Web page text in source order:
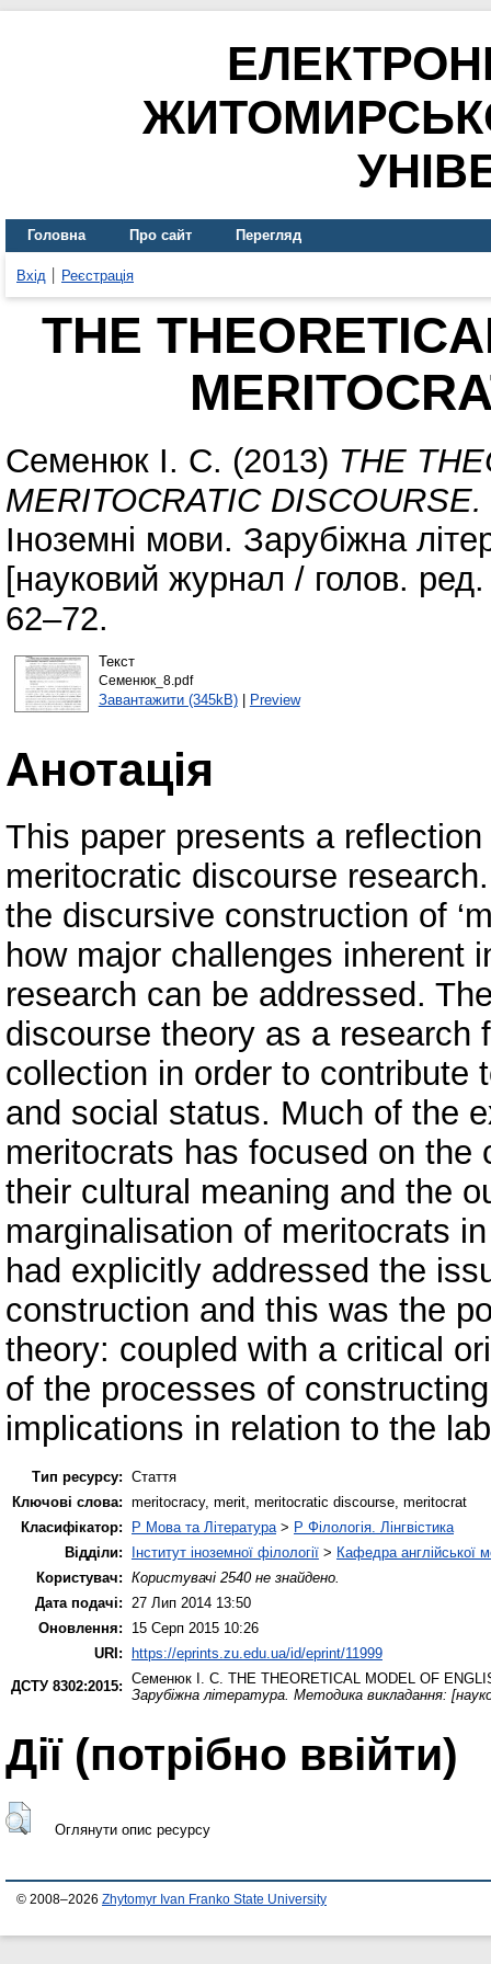
Головна Про сайт Перегляд
Вхід Реєстрація
THE
Семенюк І. С. (2013) THE
MERITOCRATIC DISCOURSE.
Іноземні мови. Зарубіжна
[науковий журнал / голов.
62–72.
Текст
Семенюк_8.pdf
Завантажити (345kB)| Preview
Анотація
This paper presents a
meritocratic discourse
the discursive construction of
how major challenges inherent
research can be addressed.
discourse theory as a research
collection in order to contribute
and social status. Much of the
meritocrats has focused on
their cultural meaning and the
marginalisation of meritocrats
had explicitly addressed the
construction and this was the
theory: coupled with a critical
of the processes of
implications in relation to the
Тип ресурсу: Стаття
Ключові слова: meritocracy, merit, meritocratic discourse, meritocrat
Класифікатор:
P Мова та Література > P Філологія. Лінгвістика
Відділи:
Інститут іноземної філології > Кафедра англійської
Користувач: Користувачі 2540 не знайдено.
Дата подачі:
27 Лип 2014 13:50
Оновлення:
15 Серп 2015 10:26
URI: https://eprints.zu.edu.ua/id/eprint/11999
ДСТУ 8302:2015: Семенюк І. С. THE THEORETICAL MODEL OF
Зарубіжна література. Методика викладання:
Дії ​​(потрібно ввійти)
Оглянути опис ресурсу
© 2008–2026 Zhytomyr Ivan Franko State University